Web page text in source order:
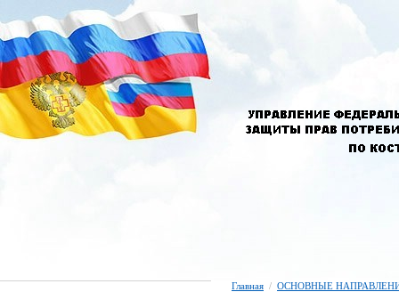
Главная / ОСНОВНЫЕ